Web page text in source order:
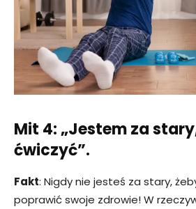
Mit 4: „Jestem za
ćwiczyć”.
Fakt: Nigdy nie jesteś za stary,
poprawić swoje zdrowie! W